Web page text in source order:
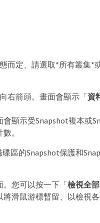
而定、請選取*所有叢集*
右箭頭。畫面會顯示「資
顯示受Snapshot複本或
。
區的Snapshot保護和
。您可以按一下「檢視全部
滑鼠游標暫留、以檢視各